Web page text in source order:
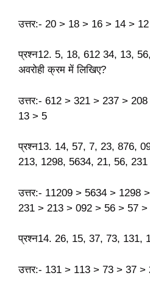
उत्तर:- 20 > 18 > 16 > 14 >
प्रश्न12. 5, 18, 612 34, 13,
अवरोही क्रम में लिखिए?
उत्तर:- 612 > 321 > 237 >
13 > 5
प्रश्न13. 14, 57, 7, 23, 876,
213, 1298, 5634, 21, 56, 231
उत्तर:- 11209 > 5634 > 1298
231 > 213 > 092 > 56 > 57
प्रश्न14. 26, 15, 37, 73, 131,
उत्तर:- 131 > 113 > 73 > 37 >